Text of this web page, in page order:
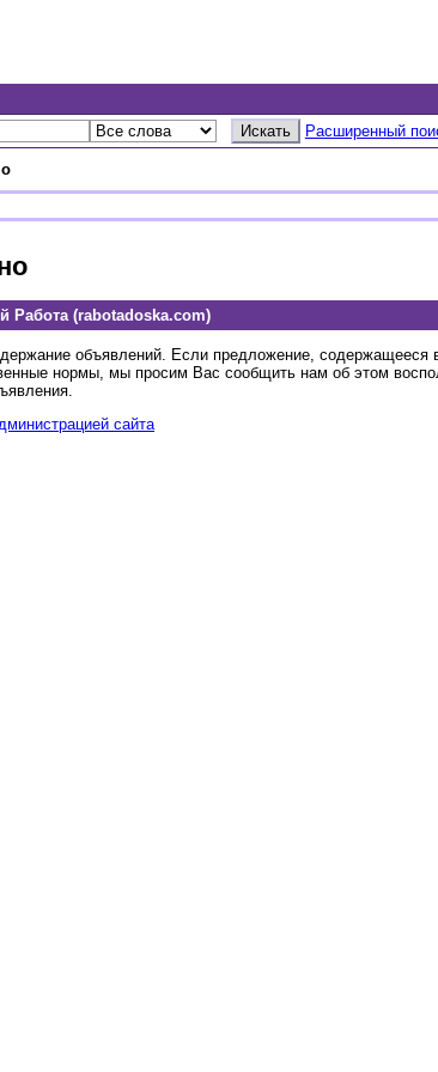
Расширенный
Работа (rabotadoska.com)
объявлений. Если предложение, содержащееся
нормы, мы просим Вас сообщить нам об этом
сайта